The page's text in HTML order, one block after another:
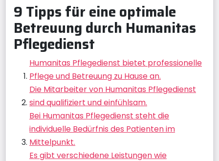
9 Tipps für eine optimale
Betreuung durch Humanitas
Pflegedienst
Humanitas Pflegedienst bietet professionelle
Pflege und Betreuung zu Hause an.
Die Mitarbeiter von Humanitas Pflegedienst
sind qualifiziert und einfühlsam.
Bei Humanitas Pflegedienst steht die
individuelle Bedürfnis des Patienten im
Mittelpunkt.
Es gibt verschiedene Leistungen wie